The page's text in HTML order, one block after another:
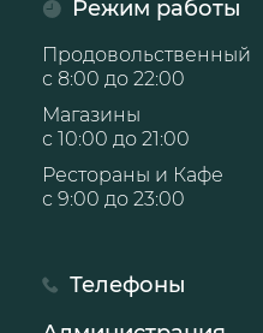
Режим работы
Продовольственный
с 8:00 до 22:00
Магазины
с 10:00 до 21:00
Рестораны и Кафе
с 9:00 до 23:00
Телефоны